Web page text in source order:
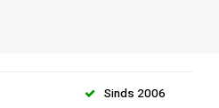
Sinds 2006